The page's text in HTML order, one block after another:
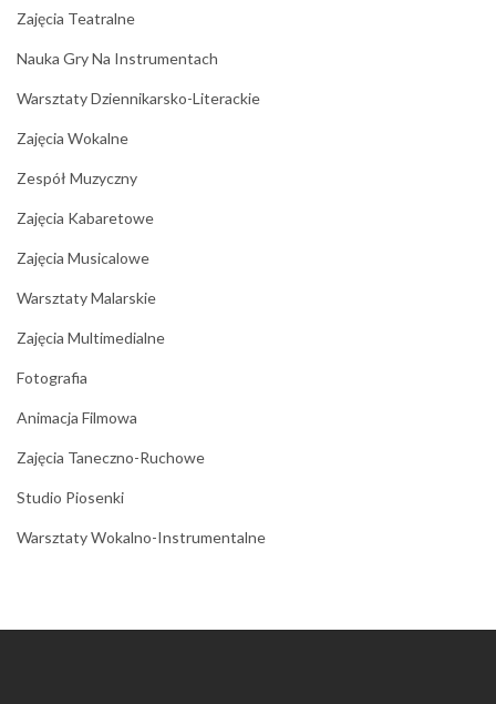
Zajęcia Teatralne
Nauka Gry Na Instrumentach
Warsztaty Dziennikarsko-Literackie
Zajęcia Wokalne
Zespół Muzyczny
Zajęcia Kabaretowe
Zajęcia Musicalowe
Warsztaty Malarskie
Zajęcia Multimedialne
Fotografia
Animacja Filmowa
Zajęcia Taneczno-Ruchowe
Studio Piosenki
Warsztaty Wokalno-Instrumentalne